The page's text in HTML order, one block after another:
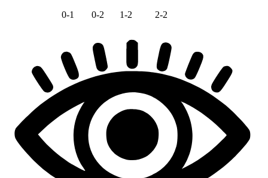
0-1
0-2
1-2
2-2